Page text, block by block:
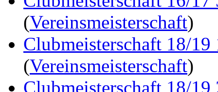
(Vereinsmeisterschaft)
Clubmeisterschaft 18/19
(Vereinsmeisterschaft)
Clubmeisterschaft 18/19